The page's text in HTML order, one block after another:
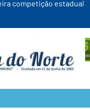
competição estadual